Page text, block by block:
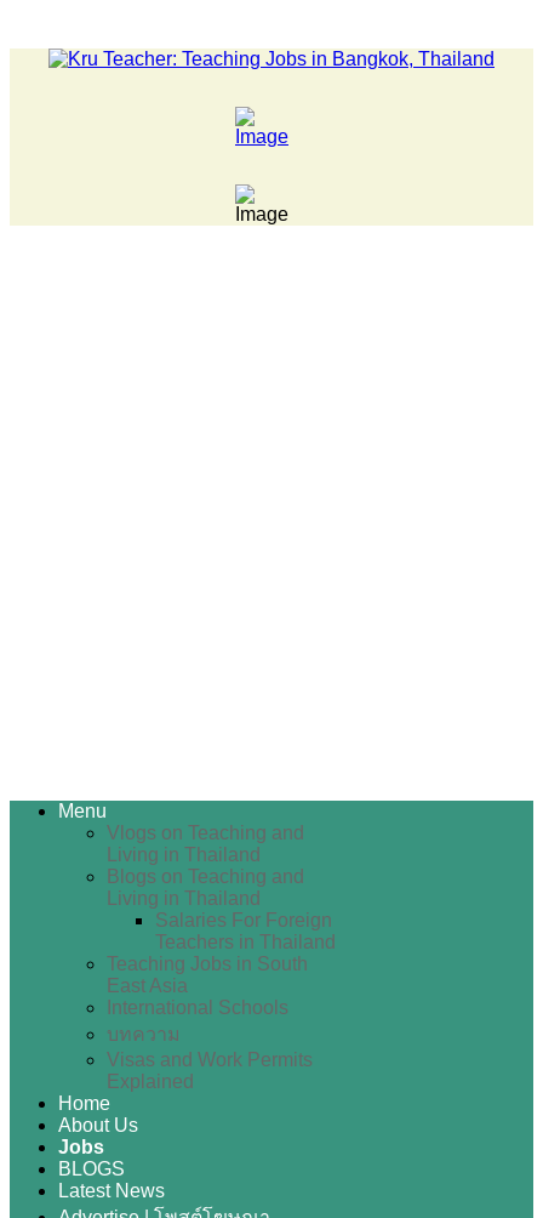
Menu
Vlogs on Teaching and
Living in Thailand
Blogs on Teaching and
Living in Thailand
Salaries For Foreign
Teachers in Thailand
Teaching Jobs in South
East Asia
International Schools
บทความ
Visas and Work Permits
Explained
Home
About Us
Jobs
BLOGS
Latest News